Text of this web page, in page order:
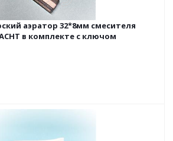
аэратор 32*8мм смесителя
в комплекте с ключом